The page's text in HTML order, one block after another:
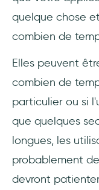
quelque chose
combien de
Elles peuvent
combien de
particulier ou si
que quelques
longues, les
probablement
devront